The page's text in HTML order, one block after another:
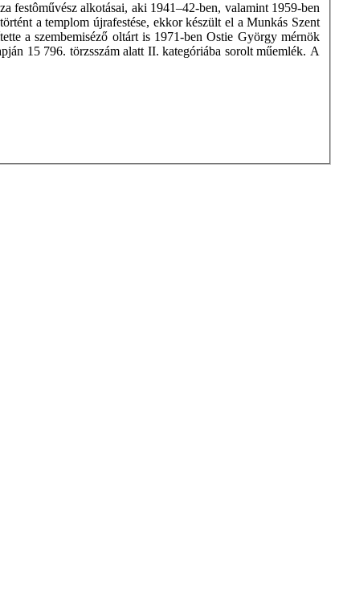
festôművész alkotásai, aki 1941–42-ben, valamint 1959-ben
a templom újrafestése, ekkor készült el a Munkás Szent
a szembemiséző oltárt is 1971-ben Ostie György mérnök
15 796. törzsszám alatt II. kategóriába sorolt műemlék. A